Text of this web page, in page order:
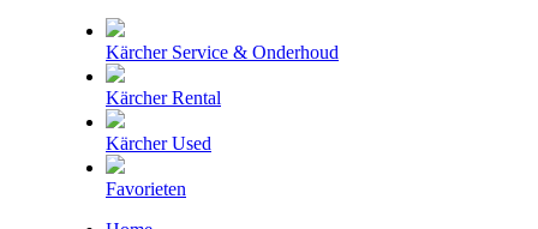
Kärcher Service & Onderhoud
Kärcher Rental
Kärcher Used
Favorieten